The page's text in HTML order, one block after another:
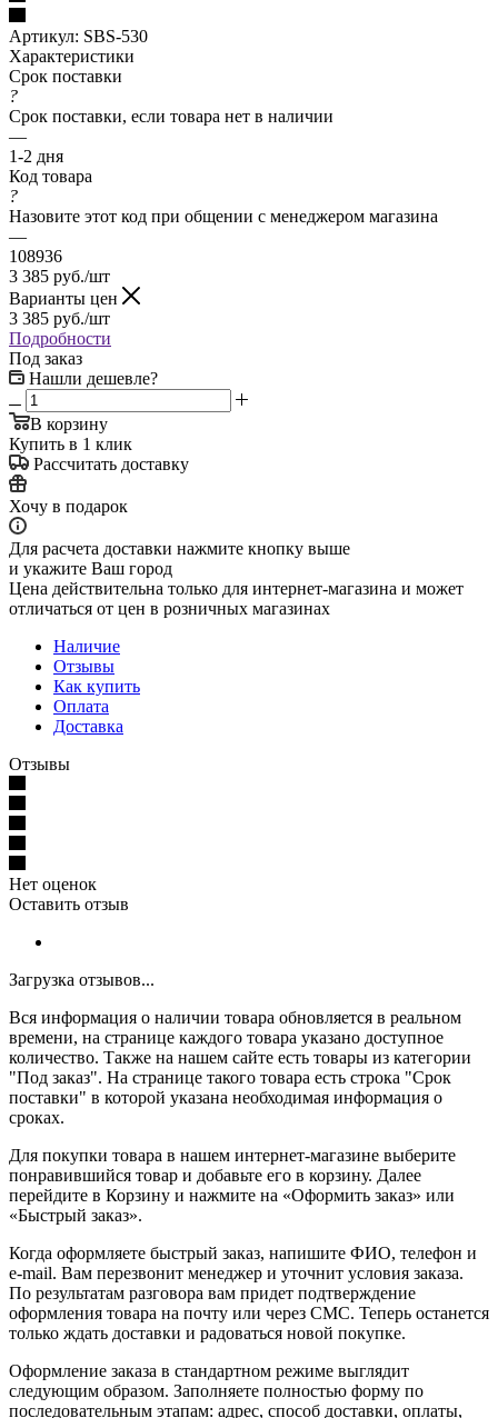
Артикул: SBS-530
Характеристики
Срок поставки
?
Срок поставки, если товара нет в наличии
—
1-2 дня
Код товара
?
Назовите этот код при общении с менеджером магазина
—
108936
3 385 руб./шт
Варианты цен
3 385 руб./шт
Подробности
Под заказ
Нашли дешевле?
В корзину
Купить в 1 клик
Рассчитать доставку
Хочу в подарок
Для расчета доставки нажмите кнопку выше
и укажите Ваш город
Цена действительна только для интернет-магазина и может
отличаться от цен в розничных магазинах
Наличие
Отзывы
Как купить
Оплата
Доставка
Отзывы
Нет оценок
Оставить отзыв
Загрузка отзывов...
Вся информация о наличии товара обновляется в реальном
времени, на странице каждого товара указано доступное
количество. Также на нашем сайте есть товары из категории
"Под заказ". На странице такого товара есть строка "Срок
поставки" в которой указана необходимая информация о
сроках.
Для покупки товара в нашем интернет-магазине выберите
понравившийся товар и добавьте его в корзину. Далее
перейдите в Корзину и нажмите на «Оформить заказ» или
«Быстрый заказ».
Когда оформляете быстрый заказ, напишите ФИО, телефон и
e-mail. Вам перезвонит менеджер и уточнит условия заказа.
По результатам разговора вам придет подтверждение
оформления товара на почту или через СМС. Теперь останется
только ждать доставки и радоваться новой покупке.
Оформление заказа в стандартном режиме выглядит
следующим образом. Заполняете полностью форму по
последовательным этапам: адрес, способ доставки, оплаты,